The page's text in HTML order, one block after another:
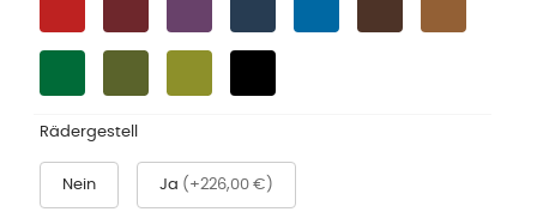
Rädergestell
Nein Ja (+226,00 €)